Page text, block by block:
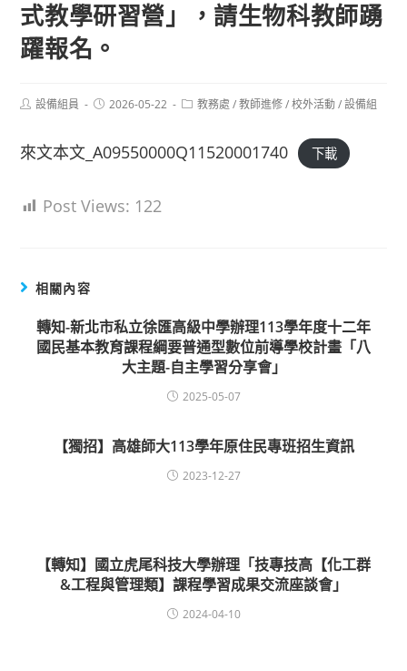
式教學研習營」，請生物科教師踴
躍報名。
Post設備組員
Post2026-05-22
Post教務處 / 教師進修 / 校外活動 / 設備組
來文本文_A09550000Q11520001740 下載
Post Views: 122
相關內容
轉知-新北市私立徐匯高級中學辦理113學年度十二年
國民基本教育課程綱要普通型數位前導學校計畫「八
大主題-自主學習分享會」
2025-05-07
【獨招】高雄師大113學年原住民專班招生資訊
2023-12-27
【轉知】國立虎尾科技大學辦理「技專技高【化工群
&工程與管理類】課程學習成果交流座談會」
2024-04-10